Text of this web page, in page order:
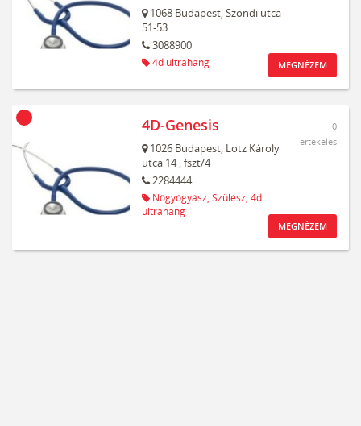
1068 Budapest,Szondi utca
51-53
3088900
4d ultrahang MEGNÉZEM
4D-Genesis
1026 Budapest, Lotz Károly
utca 14, fszt/4
2284444
Nőgyógyász, Szülész, 4d
ultrahang
0
értékelés
MEGNÉZEM